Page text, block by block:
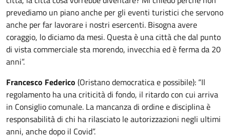
prevediamo un piano anche per gli eventi turistici che servono
anche per far lavorare i nostri esercenti. Bisogna avere
coraggio, lo diciamo da mesi. Questa è una città che dal punto
di vista commerciale sta morendo, invecchia ed è ferma da 20
anni”.
Francesco Federico (Oristano democratica e possibile): “Il
regolamento ha una criticità di fondo, il ritardo con cui arriva
in Consiglio comunale. La mancanza di ordine e disciplina è
responsabilità di chi ha rilasciato le autorizzazioni negli ultimi
anni, anche dopo il Covid”.